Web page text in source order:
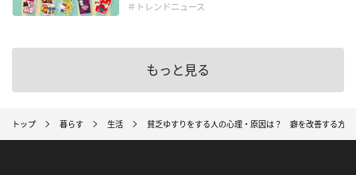
＃トレンドニュース
もっと見る
トップ 暮らす 生活 貧乏ゆすりをする人の心理・原因は？ 癖を改善する方法